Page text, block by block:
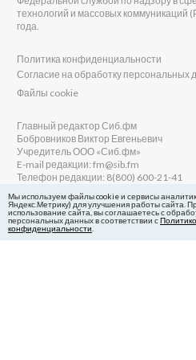
технологий и массовых коммуникаций
года.
Политика конфиденциальности
Согласие на обработку персональных
Файлы cookie
Главный редактор Сиб.фм
Бобровников Виктор Евгеньевич
Учредитель ООО «Сиб.фм»
E-mail редакции: fm@sib.fm
Телефон редакции: 8(800) 600-21-41
Сайт разработан и поддерживается
Мы используем файлы cookie и сервисы
Яндекс.Метрику) для улучшения работы сайта.
использование сайта, вы соглашаетесь с
персональных данных в соответствии с
конфиденциальности